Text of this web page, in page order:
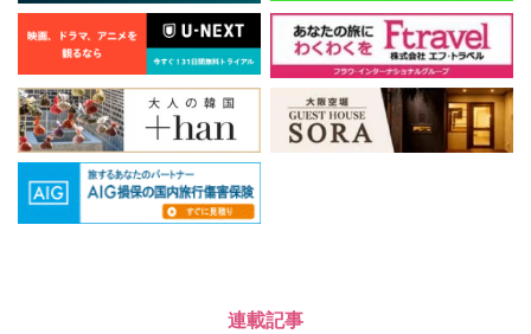
連載記事